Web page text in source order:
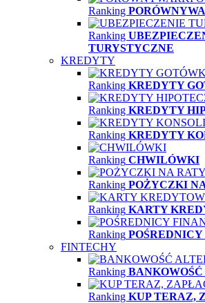
Ranking
Ranking
TURYSTYCZNE
KREDYTY
Ranking KREDYTY
Ranking KREDYTY
Ranking KREDYTY
Ranking CHWILÓWKI
Ranking POŻYCZKI
Ranking KARTY
Ranking
FINTECHY
Ranking
Ranking KUP TERAZ,